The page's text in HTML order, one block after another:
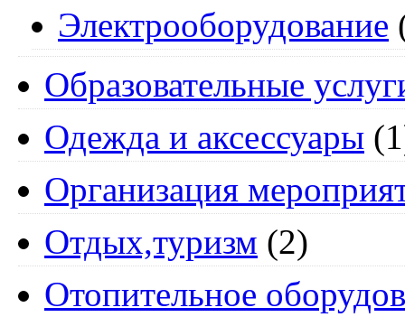
Электрооборудование
Образовательные
Одежда и аксессуары
Организация
Отдых,туризм (2)
Отопительное